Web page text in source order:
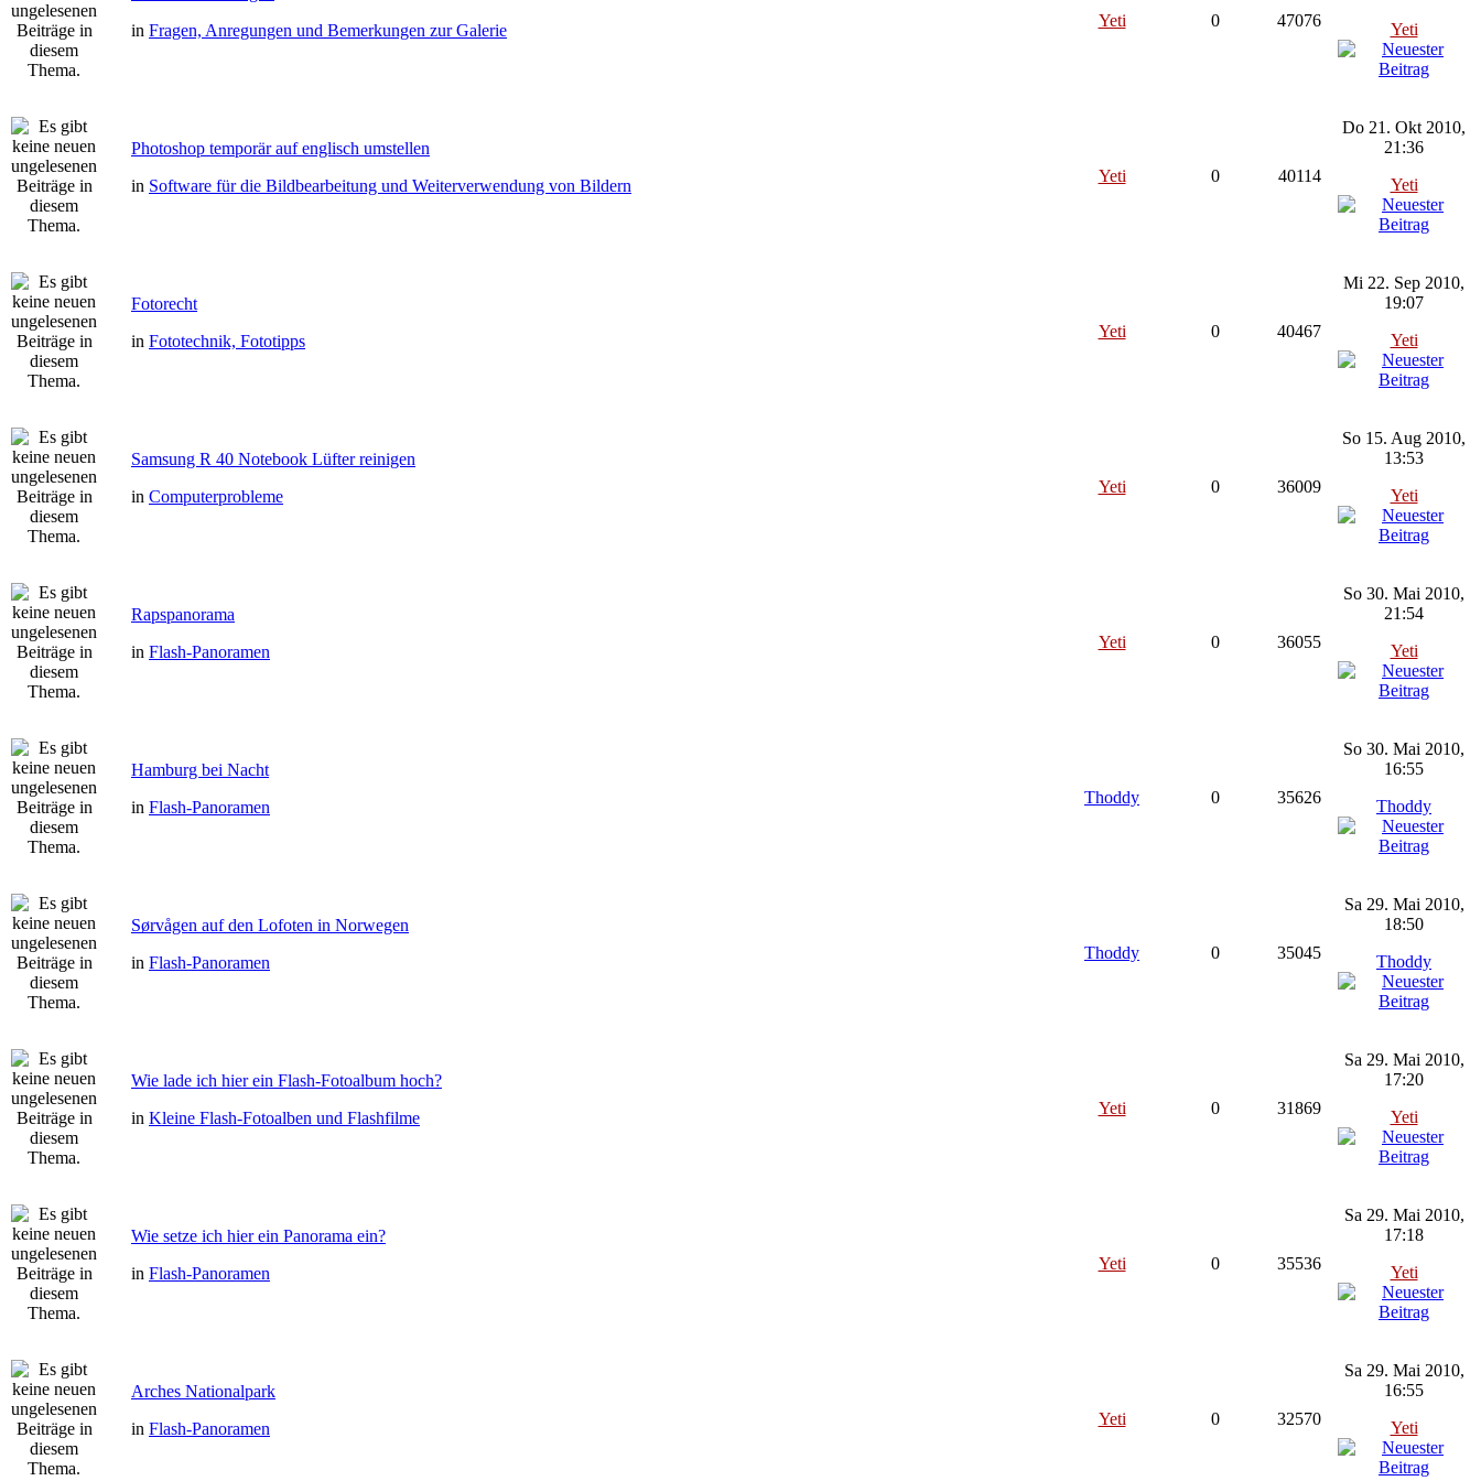
in Fragen, Anregungen und Bemerkungen zur Galerie
Yeti 0 47076
Yeti
Photoshop temporär auf englisch umstellen
in Software für die Bildbearbeitung und Weiterverwendung von Bildern
Yeti 0 40114
Do 21. Okt 2010,
21:36
Yeti
Fotorecht
in Fototechnik, Fototipps
Yeti 0 40467
Mi 22. Sep 2010,
19:07
Yeti
Samsung R 40 Notebook Lüfter reinigen
in Computerprobleme
Yeti 0 36009
So 15. Aug 2010,
13:53
Yeti
Rapspanorama
in Flash-Panoramen
Yeti 0 36055
So 30. Mai 2010,
21:54
Yeti
Hamburg bei Nacht
in Flash-Panoramen
Thoddy 0 35626
So 30. Mai 2010,
16:55
Thoddy
Sørvågen auf den Lofoten in Norwegen
in Flash-Panoramen
Thoddy 0 35045
Sa 29. Mai 2010,
18:50
Thoddy
Wie lade ich hier ein Flash-Fotoalbum hoch?
in Kleine Flash-Fotoalben und Flashfilme
Yeti 0 31869
Sa 29. Mai 2010,
17:20
Yeti
Wie setze ich hier ein Panorama ein?
in Flash-Panoramen
Yeti 0 35536
Sa 29. Mai 2010,
17:18
Yeti
Arches Nationalpark
in Flash-Panoramen
Yeti 0 32570
Sa 29. Mai 2010,
16:55
Yeti